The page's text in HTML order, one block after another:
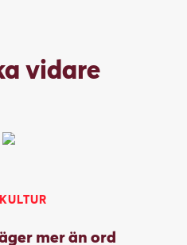
vidare
mer än ord